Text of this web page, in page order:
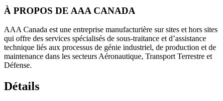
À PROPOS DE AAA CANADA
AAA Canada est une entreprise manufacturière sur sites et hors sites
qui offre des services spécialisés de sous-traitance et d’assistance
technique liés aux processus de génie industriel, de production et de
maintenance dans les secteurs Aéronautique, Transport Terrestre et
Défense.
Détails